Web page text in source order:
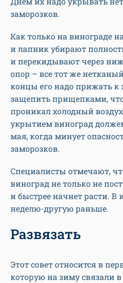
заморозков.
Как только на винограде
и лапник убирают
и перекидывают через
опор – все тот же
концы его надо прижать к
защепить прищепками,
проникал холодный
укрытием виноград
мая, когда минует
заморозков.
Специалисты отмечают,
виноград не только не
и быстрее начнет расти. В
неделю-другую раньше.
Развязать
Этот совет относится в
которую на зиму связали